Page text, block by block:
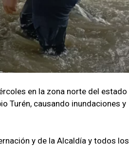
en la zona norte del estado
Turén, causando inundaciones y
y de la Alcaldía y todos los